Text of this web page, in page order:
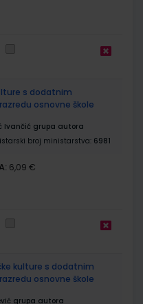
s dodatnim
osnovne škole
Ivančić grupa autora
broj ministarstva: 6981
6,09 €
kulture s dodatnim
osnovne škole
grupa autora